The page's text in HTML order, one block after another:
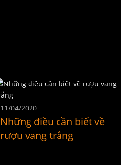
11/04/2020
Những điều cần biết về
rượu vang trắng